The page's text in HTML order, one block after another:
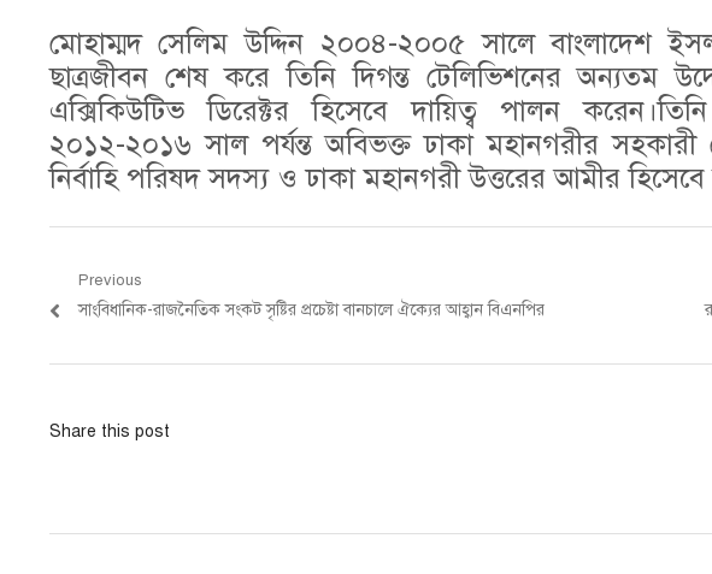
মোহাম্মদ সেলিম উদ্দিন ২০০৪-২০০৫ সালে বাংলাদেশ
ছাত্রজীবন শেষ করে তিনি দিগন্ত টেলিভিশনের অন্যতম
এক্সিকিউটিভ ডিরেক্টর হিসেবে দায়িত্ব পালন
২০১২-২০১৬ সাল পর্যন্ত অবিভক্ত ঢাকা মহানগরীর সহকারী
নির্বাহি পরিষদ সদস্য ও ঢাকা মহানগরী উত্তরের আমীর
Post
navigation
Previous
Previous
সাংবিধানিক-রাজনৈতিক সংকট সৃষ্টির প্রচেষ্টা বানচালে ঐক্যের আহ্বান বিএনপির
Share this post